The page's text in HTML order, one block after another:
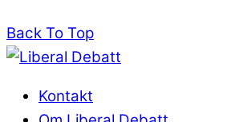
Back To Top
Kontakt